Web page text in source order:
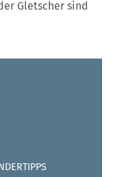
Gletscher sind